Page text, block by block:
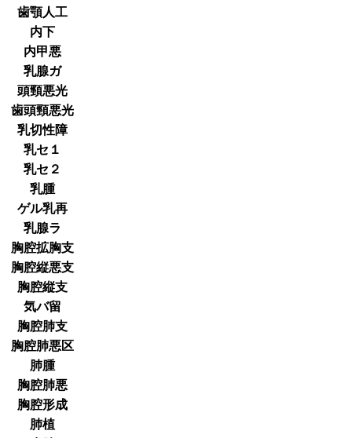
歯顎人工
内下
内甲悪
乳腺ガ
頭頸悪光
歯頭頸悪光
乳切性障
乳セ１
乳セ２
乳腫
ゲル乳再
乳腺ラ
胸腔拡胸支
胸腔縦悪支
胸腔縦支
気バ留
胸腔肺支
胸腔肺悪区
肺腫
胸腔肺悪
胸腔形成
肺植